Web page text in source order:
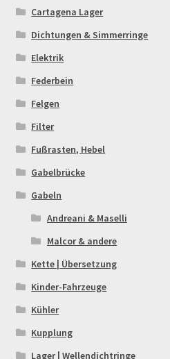
Order Confirmation
Order Failed
Pitbike Junior
Pitbike-Training
TOPstrecken
POLITICA DE COOKIES
Rennserien-Veranstalter
Cartagena Lager
Dichtungen & Simmerringe
Elektrik
Federbein
Felgen
Filter
Fußrasten, Hebel
Gabelbrücke
Gabeln
Andreani & Maselli
Malcor & andere
Kette | Übersetzung
Kinder-Fahrzeuge
Kühler
Kupplung
Lager | Wellendichtringe